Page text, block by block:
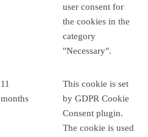
user consent for
the cookies in the
category
"Necessary".
11
months
This cookie is set
by GDPR Cookie
Consent plugin.
The cookie is used